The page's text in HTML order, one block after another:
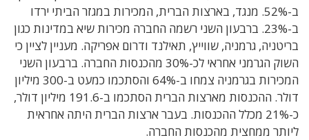
ב-52%. מנגד, בארצות הברית, המכירות במגזר הביתי ירדו
ב-23%. ברבעון השני רשמה החברה מכירות שיא במדינות כגון
בריטניה, גרמניה, שווייץ, תאילנד ודרום אפריקה. מעניין לציין כי
השוק הגרמני אחראי לכ-30% מהכנסות החברה. ברבעון השני
המכירות בגרמניה צמחו ב-64% והסתכמו כמעט ב-300 מיליון
דולר. ההכנסות מארצות הברית הסתכמו ב-191.6 מיליון דולר,
כ-21% מכלל ההכנסות. בעבר ארצות הברית היתה אחראית
ליותר ממחצית מהכנסות החברה.